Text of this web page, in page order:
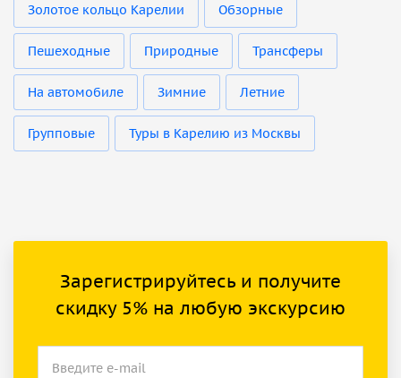
Золотое кольцо Карелии Обзорные
Пешеходные Природные Трансферы
На автомобиле Зимние Летние
Групповые Туры в Карелию из Москвы
Зарегистрируйтесь и получите
скидку 5% на любую экскурсию